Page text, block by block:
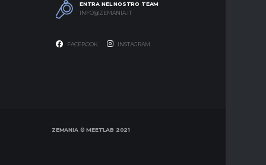
ENTRA NEL NOSTRO TEAM
INFO@ZEMANIA.IT
FACEBOOK INSTAGRAM
ZEMANIA © MEETLAB 2021